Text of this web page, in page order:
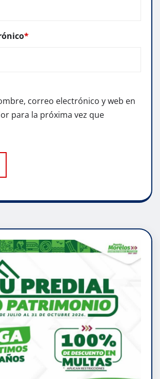
*
correo electrónico y web en
para la próxima vez que